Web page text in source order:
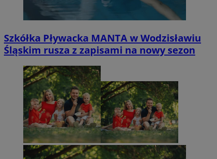
Szkółka Pływacka MANTA w Wodzisławiu
Śląskim rusza z zapisami na nowy sezon